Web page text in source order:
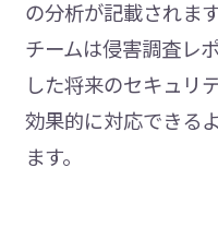
の分析が記載されま
チームは侵害調査レ
した将来のセキュリ
効果的に対応できる
ます。